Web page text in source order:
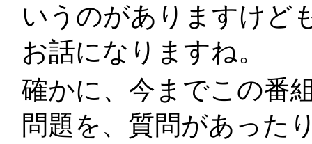
いうのがありますけど
お話になりますね。
確かに、今までこの番
問題を、質問があった